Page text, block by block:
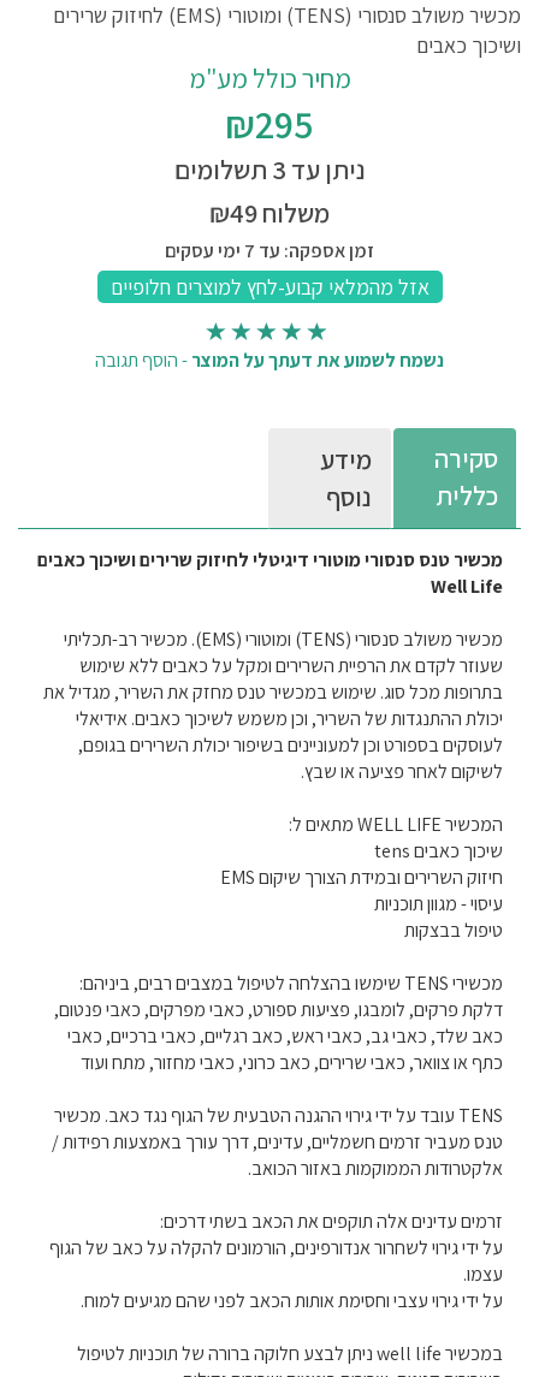
מכשיר משולב סנסורי (TENS) ומוטורי (EMS) לחיזוק שרירים
ושיכוך כאבים
מחיר כולל מע"מ
₪295
ניתן עד 3 תשלומים
משלוח ₪49
זמן אספקה: עד 7 ימי עסקים
נשמח לשמוע את דעתך על המוצר-הוסף תגובה
סקירה
כללית
מידע
נוסף
מכשיר טנס סנסורי מוטורי דיגיטלי לחיזוק שרירים ושיכוך כאבים
Well Life
מכשיר משולב סנסורי (TENS) ומוטורי (EMS). מכשיר רב-תכליתי
שעוזר לקדם את הרפיית השרירים ומקל על כאבים ללא שימוש
בתרופות מכל סוג. שימוש במכשיר טנס מחזק את השריר, מגדיל את
יכולת ההתנגדות של השריר, וכן משמש לשיכוך כאבים. אידיאלי
לעוסקים בספורט וכן למעוניינים בשיפור יכולת השרירים בגופם,
לשיקום לאחר פציעה או שבץ.
המכשיר WELL LIFE מתאים ל:
שיכוך כאבים tens
חיזוק השרירים ובמידת הצורך שיקום EMS
עיסוי - מגוון תוכניות
טיפול בבצקות
מכשירי TENS שימשו בהצלחה לטיפול במצבים רבים, ביניהם:
דלקת פרקים, לומבגו, פציעות ספורט, כאבי מפרקים, כאבי פנטום,
כאב שלד, כאבי גב, כאבי ראש, כאב רגליים, כאבי ברכיים, כאבי
כתף או צוואר, כאבי שרירים, כאב כרוני, כאבי מחזור, מתח ועוד
TENS עובד על ידי גירוי ההגנה הטבעית של הגוף נגד כאב. מכשיר
טנס מעביר זרמים חשמליים, עדינים, דרך עורך באמצעות רפידות /
אלקטרודות הממוקמות באזור הכואב.
זרמים עדינים אלה תוקפים את הכאב בשתי דרכים:
על ידי גירוי לשחרור אנדורפינים, הורמונים להקלה על כאב של הגוף
עצמו.
על ידי גירוי עצבי וחסימת אותות הכאב לפני שהם מגיעים למוח.
במכשיר well life ניתן לבצע חלוקה ברורה של תוכניות לטיפול